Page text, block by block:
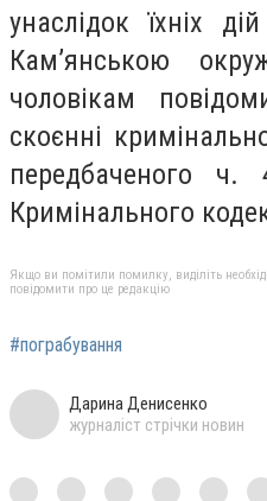
унаслідок їхніх
Кам’янською
чоловікам
скоєнні
передбаченого
Кримінального
Якщо ви помітили помилку, виділіть
повідомити про це редакцію
#пограбування
Дарина Денисенко
журналіст стрічки новин